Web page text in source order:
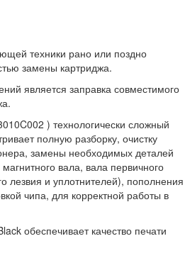
техники рано или поздно
замены картриджа.
является заправка совместимого
) технологически сложный
полную разборку, очистку
замены необходимых деталей
магнитного вала, вала первичного
лезвия и уплотнителей), пополнения
чипа, для корректной работы в
обеспечивает качество печати